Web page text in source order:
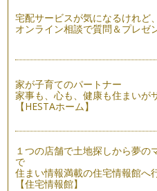
（店頭受付機）は、すぐに写真
夏休みの思い出をもっと楽し
今回はスマホで撮った写真を
ここで紹介したアプリはすべ…
デジカメ写真もスマホ・タブレ
普段はスマホ・携帯での撮影
写真も鮮度がいのち！ためこま
お子さんを撮った写真、整理
すか？？ …
宅配サービスが気になるけれど
オンライン相談で質問＆プレゼ
家が子育てのパートナー
家事も、心も、健康も住まいが
【HESTAホーム】
１つの店舗で土地探しから夢の
で
住まい情報満載の住宅情報館へ
【住宅情報館】